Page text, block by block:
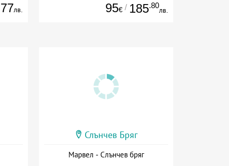
77лв. 95€ / 185.80
лв.
Слънчев Бряг
Марвел - Слънчев бряг